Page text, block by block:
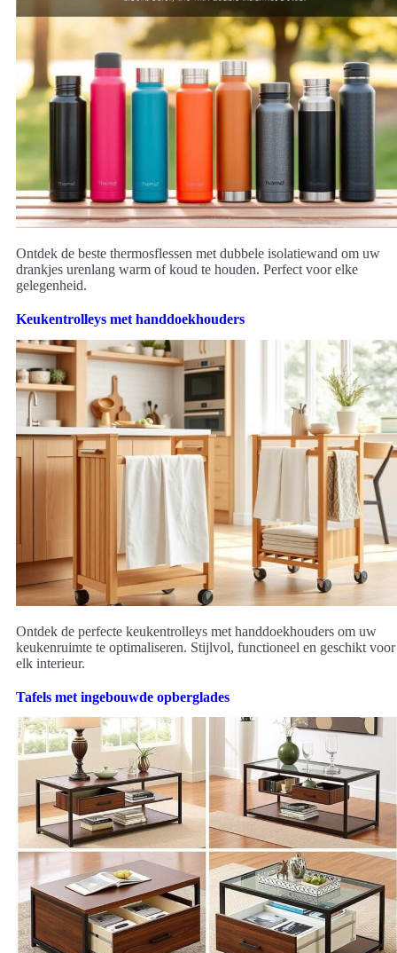
Ontdek de beste thermosflessen met dubbele isolatiewand om uw
drankjes urenlang warm of koud te houden. Perfect voor elke
gelegenheid.
Keukentrolleys met handdoekhouders
Ontdek de perfecte keukentrolleys met handdoekhouders om uw
keukenruimte te optimaliseren. Stijlvol, functioneel en geschikt voor
elk interieur.
Tafels met ingebouwde opberglades